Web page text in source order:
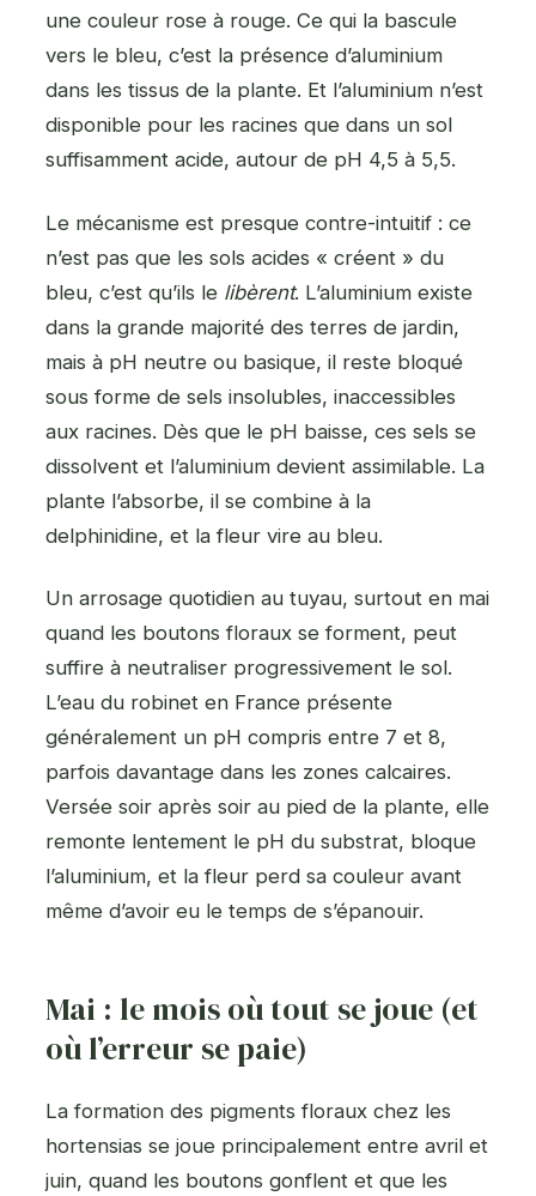
une couleur rose à rouge. Ce qui la bascule
vers le bleu, c’est la présence d’aluminium
dans les tissus de la plante. Et l’aluminium n’est
disponible pour les racines que dans un sol
suffisamment acide, autour de pH 4,5 à 5,5.
Le mécanisme est presque contre-intuitif : ce
n’est pas que les sols acides « créent » du
bleu, c’est qu’ils le libèrent. L’aluminium existe
dans la grande majorité des terres de jardin,
mais à pH neutre ou basique, il reste bloqué
sous forme de sels insolubles, inaccessibles
aux racines. Dès que le pH baisse, ces sels se
dissolvent et l’aluminium devient assimilable. La
plante l’absorbe, il se combine à la
delphinidine, et la fleur vire au bleu.
Un arrosage quotidien au tuyau, surtout en mai
quand les boutons floraux se forment, peut
suffire à neutraliser progressivement le sol.
L’eau du robinet en France présente
généralement un pH compris entre 7 et 8,
parfois davantage dans les zones calcaires.
Versée soir après soir au pied de la plante, elle
remonte lentement le pH du substrat, bloque
l’aluminium, et la fleur perd sa couleur avant
même d’avoir eu le temps de s’épanouir.
Mai : le mois où tout se joue (et
où l’erreur se paie)
La formation des pigments floraux chez les
hortensias se joue principalement entre avril et
juin, quand les boutons gonflent et que les